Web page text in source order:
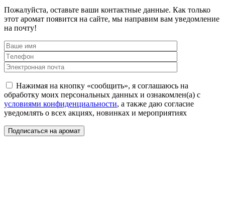
Пожалуйста, оставьте ваши контактные данные. Как только
этот аромат появится на сайте, мы направим вам уведомление
на почту!
Нажимая на кнопку «сообщить», я соглашаюсь на
обработку моих персональных данных и ознакомлен(а) с
условиями конфиденциальности, а также даю согласие
уведомлять о всех акциях, новинках и мероприятиях